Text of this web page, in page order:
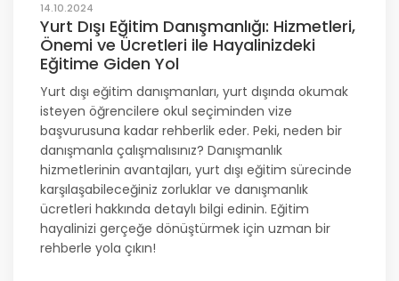
14.10.2024
Yurt Dışı Eğitim Danışmanlığı: Hizmetleri,
Önemi ve Ücretleri ile Hayalinizdeki
Eğitime Giden Yol
Yurt dışı eğitim danışmanları, yurt dışında okumak
isteyen öğrencilere okul seçiminden vize
başvurusuna kadar rehberlik eder. Peki, neden bir
danışmanla çalışmalısınız? Danışmanlık
hizmetlerinin avantajları, yurt dışı eğitim sürecinde
karşılaşabileceğiniz zorluklar ve danışmanlık
ücretleri hakkında detaylı bilgi edinin. Eğitim
hayalinizi gerçeğe dönüştürmek için uzman bir
rehberle yola çıkın!